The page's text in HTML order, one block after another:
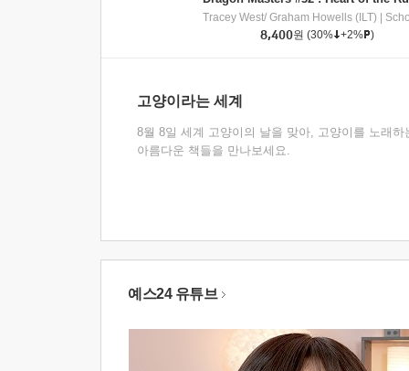
Tracey West/ Graham Howells (ILT)
8,400원 (30% +2% )
고양이라는 세계
8월 8일 세계 고양이의 날을 맞아, 고양이를 노래하
아름다운 책들을 만나보세요.
예스24 유튜브